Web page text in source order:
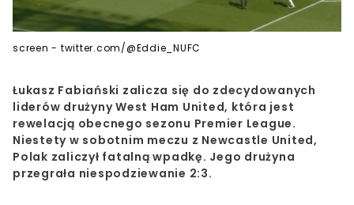
screen - twitter.com/@Eddie_NUFC
Łukasz Fabiański zalicza się do zdecydowanych
liderów drużyny West Ham United, która jest
rewelacją obecnego sezonu Premier League.
Niestety w sobotnim meczu z Newcastle United,
Polak zaliczył fatalną wpadkę. Jego drużyna
przegrała niespodziewanie 2:3.